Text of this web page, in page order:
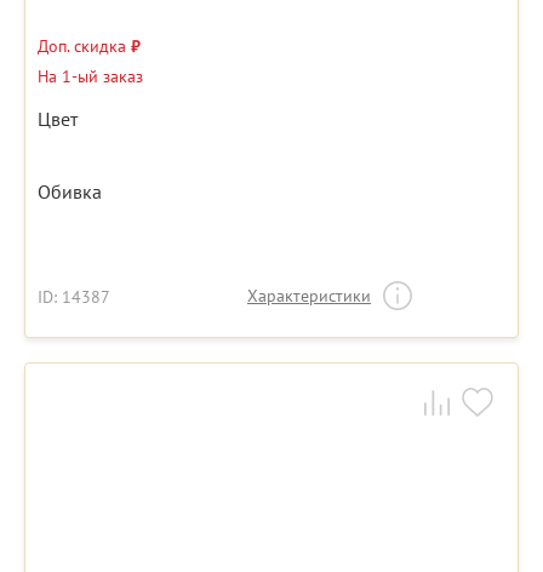
Доп. скидка ₽
На 1-ый заказ
Цвет
Обивка
ID: 14387 Характеристики